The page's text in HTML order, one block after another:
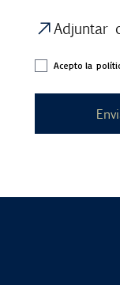
Adjuntar
Acepto la